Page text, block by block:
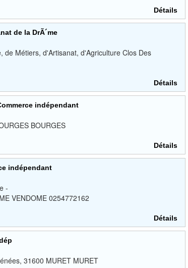
Détails
de la DrÃ´me
de Métiers, d'Artisanat, d'Agriculture Clos Des
Détails
indépendant
BOURGES
Détails
indépendant
-
VENDOME 0254772162
Détails
31600 MURET MURET